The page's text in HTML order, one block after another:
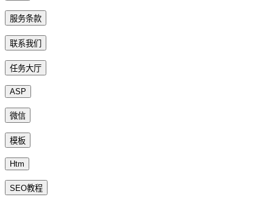
服务条款
联系我们
任务大厅
ASP
微信
模板
Htm
SEO教程